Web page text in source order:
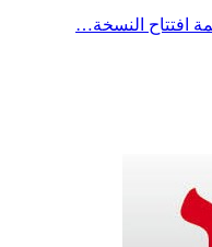
افتتاح النسخة…